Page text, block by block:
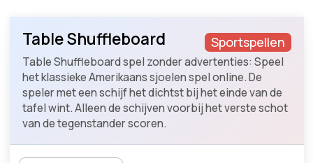
Sportspellen
Table Shuffleboard
Table Shuffleboard spel zonder advertenties: Speel
het klassieke Amerikaans sjoelen spel online. De
speler met een schijf het dichtst bij het einde van de
tafel wint. Alleen de schijven voorbij het verste schot
van de tegenstander scoren.